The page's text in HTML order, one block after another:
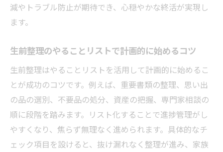
減やトラブル防止が期待でき、心穏やかな終活が実現し
ます。
生前整理のやることリストで計画的に始めるコツ
生前整理はやることリストを活用して計画的に始めるこ
とが成功のコツです。例えば、重要書類の整理、思い出
の品の選別、不要品の処分、資産の把握、専門家相談の
順に段階を踏みます。リスト化することで進捗管理がし
やすくなり、焦らず無理なく進められます。具体的なチ
ェック項目を設けると、抜け漏れなく整理が進み、家族